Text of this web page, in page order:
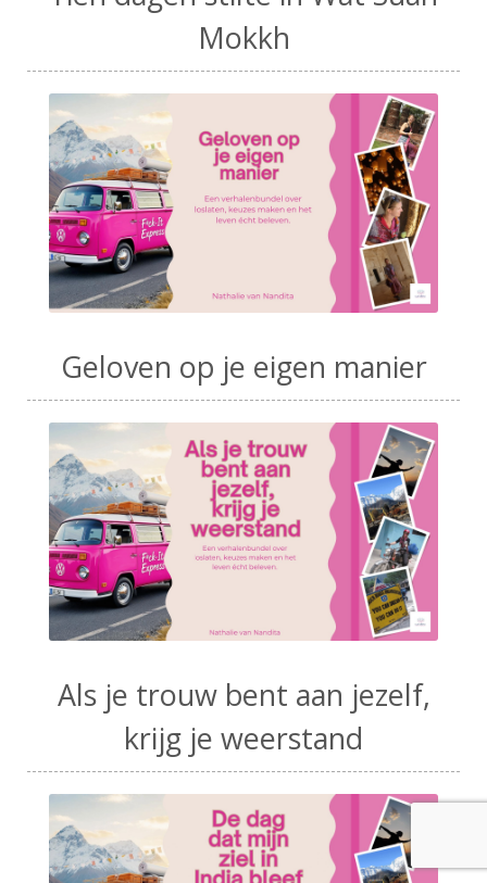
Mokkh
Geloven op je eigen manier
Als je trouw bent aan jezelf,
krijg je weerstand